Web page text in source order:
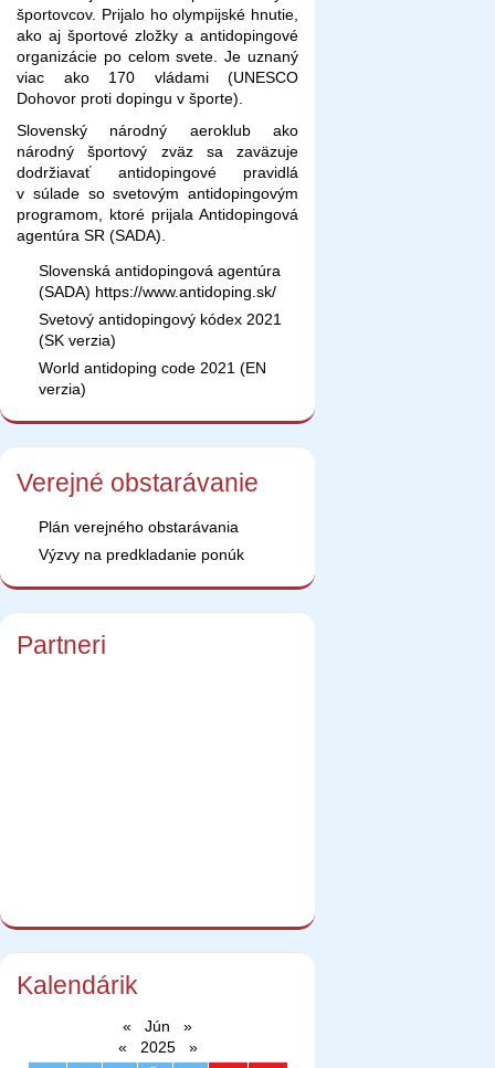
športovcov. Prijalo ho olympijské hnutie,
ako aj športové zložky a antidopingové
organizácie po celom svete. Je uznaný
viac ako 170 vládami (UNESCO
Dohovor proti dopingu v športe).
Slovenský národný aeroklub ako
národný športový zväz sa zaväzuje
dodržiavať antidopingové pravidlá
v súlade so svetovým antidopingovým
programom, ktoré prijala Antidopingová
agentúra SR (SADA).
Slovenská antidopingová agentúra
(SADA) https://www.antidoping.sk/
Svetový antidopingový kódex 2021
(SK verzia)
World antidoping code 2021 (EN
verzia)
Verejné obstarávanie
Plán verejného obstarávania
Výzvy na predkladanie ponúk
Partneri
Kalendárik
« Jún
»
«
2025
»